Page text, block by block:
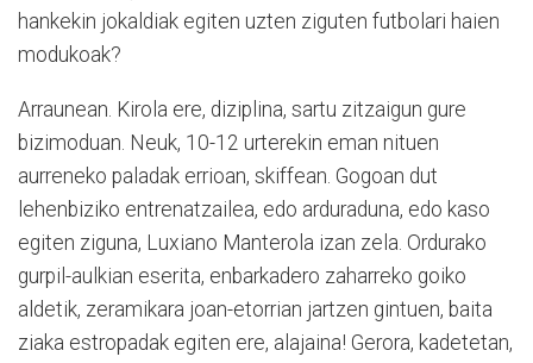
hankekin jokaldiak egiten uzten ziguten futbolari haien
modukoak?
Arraunean. Kirola ere, diziplina, sartu zitzaigun gure
bizimoduan. Neuk, 10-12 urterekin eman nituen
aurreneko paladak errioan, skiffean. Gogoan dut
lehenbiziko entrenatzailea, edo arduraduna, edo kaso
egiten ziguna, Luxiano Manterola izan zela. Ordurako
gurpil-aulkian eserita, enbarkadero zaharreko goiko
aldetik, zeramikara joan-etorrian jartzen gintuen, baita
ziaka estropadak egiten ere, alajaina! Gerora, kadetetan,